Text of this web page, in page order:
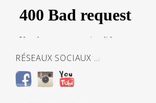
RÉSEAUX SOCIAUX …